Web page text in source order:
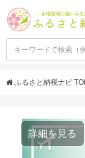
ふるさと納税ナビ
詳細を見る